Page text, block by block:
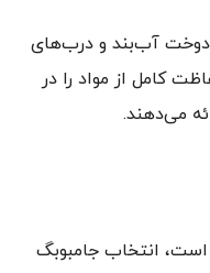
دوخت آب‌بند و درب‌های
کامل از مواد را در
می‌دهند.
است، انتخاب جامبوبگ